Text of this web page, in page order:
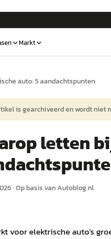
Markt
auto: 5 aandachtspunten
is gearchiveerd en wordt niet
letten
·Op basis vanAutoblog.nl
voor elektrische auto's